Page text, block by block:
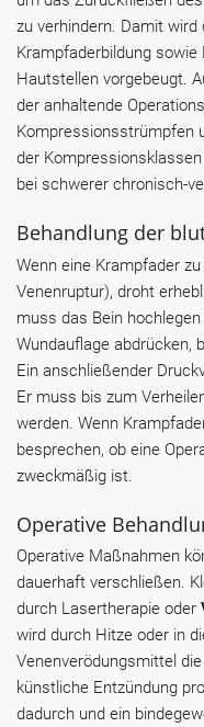
zu verhindern. Damit
Krampfaderbildung
Hautstellen vorgebeugt.
der anhaltende
Kompressionsstrümpfen
der
bei schwerer chronisch-
Behandlung der
Wenn eine Krampfader
Venenruptur), droht
muss das Bein
Wundauflage abdrücken,
Ein anschließender
Er muss bis zum
werden. Wenn
besprechen, ob eine
zweckmäßig ist.
Operative
Operative Maßnahmen
dauerhaft verschließen.
durch Lasertherapie oder
wird durch Hitze oder in
Venenverödungsmittel
künstliche Entzündung
dadurch und ein